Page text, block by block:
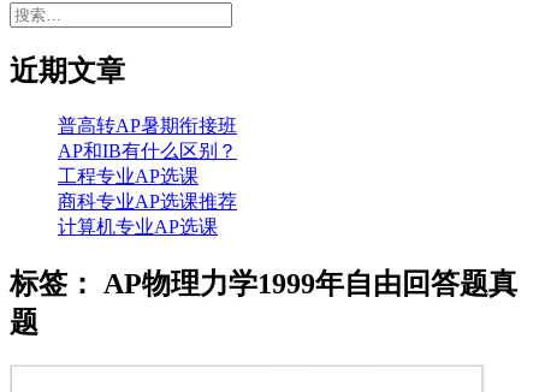
搜
近期文章
普高转AP暑期衔接班
AP和IB有什么区别？
工程专业AP选课
商科专业AP选课推荐
计算机专业AP选课
标签： AP物理力学1999年自由回答题真
题